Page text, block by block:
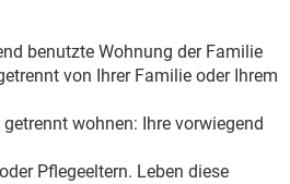
benutzte Wohnung der Familie
von Ihrer Familie oder Ihrem
wohnen: Ihre vorwiegend
Pflegeeltern. Leben diese